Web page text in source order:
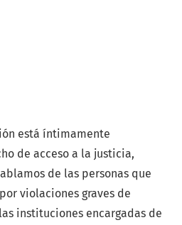
está íntimamente
de acceso a la justicia,
de las personas que
violaciones graves de
instituciones encargadas de